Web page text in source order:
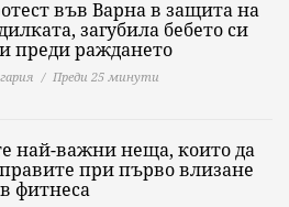
във Варна в защита на
загубила бебето си
преди раждането
Преди 25 минути
най-важни неща, които да
при първо влизане
фитнеса